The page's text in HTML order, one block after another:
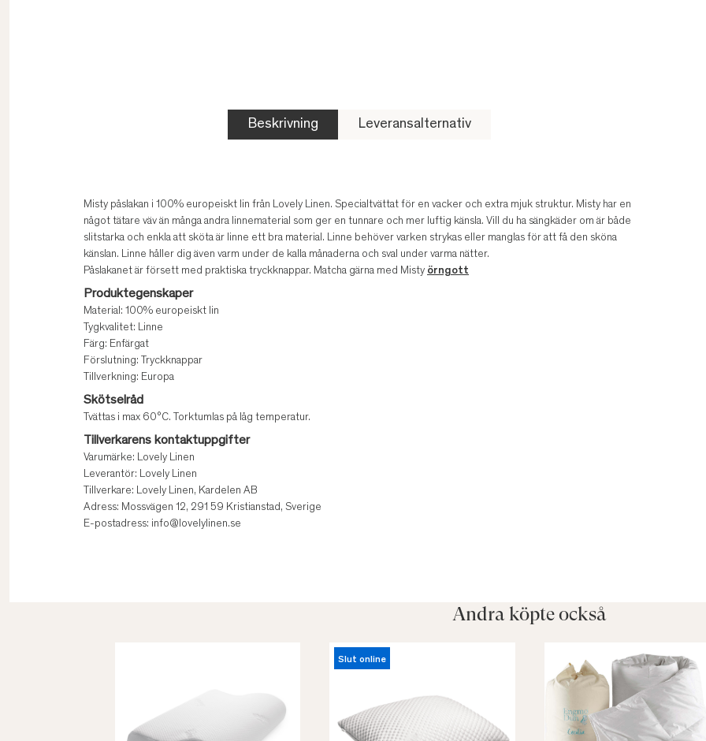
Beskrivning Leveransalternativ
Misty påslakan i 100% europeiskt lin från Lovely Linen. Specialtvättat för en vacker och extra mjuk struktur. Misty har en
något tätare väv än många andra linnematerial som ger en tunnare och mer luftig känsla. Vill du ha sängkäder om är både
slitstarka och enkla att sköta är linne ett bra material. Linne behöver varken strykas eller manglas för att få den sköna
känslan. Linne håller dig även varm under de kalla månaderna och sval under varma nätter.
Påslakanet är försett med praktiska tryckknappar. Matcha gärna med Misty örngott
Produktegenskaper
Material: 100% europeiskt lin
Tygkvalitet: Linne
Färg: Enfärgat
Förslutning: Tryckknappar
Tillverkning: Europa
Skötselråd
Tvättas i max 60°C. Torktumlas på låg temperatur.
Tillverkarens kontaktuppgifter
Varumärke: Lovely Linen
Leverantör: Lovely Linen
Tillverkare: Lovely Linen, Kardelen AB
Adress: Mossvägen 12, 291 59 Kristianstad, Sverige
E-postadress: info@lovelylinen.se
Andra köpte också
Slut online